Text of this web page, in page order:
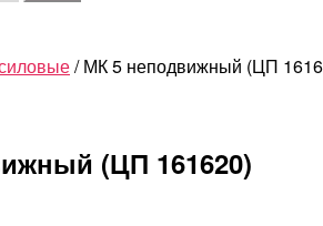
/ МК 5 неподвижный (ЦП
(ЦП 161620)